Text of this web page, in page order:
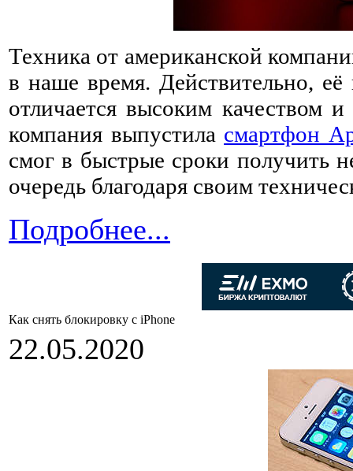
Техника от американской
в наше время. Действительно, её
отличается высоким качеством
компания выпустила смартфон
смог в быстрые сроки получить
очередь благодаря своим
Подробнее...
Как снять блокировку с iPhone
22.05.2020